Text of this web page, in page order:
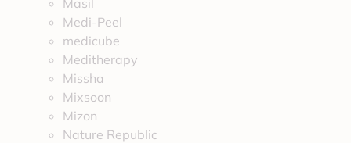
Masil
Medi-Peel
medicube
Meditherapy
Missha
Mixsoon
Mizon
Nature Republic